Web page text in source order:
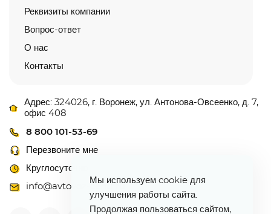
Реквизиты компании
Вопрос-ответ
О нас
Контакты
Адрес: 324026, г. Воронеж, ул. Антонова-Овсеенко, д. 7,
офис 408
8 800 101-53-69
Перезвоните мне
Круглосуточно
info@avtovoz-centr.ru
Мы используем cookie для
улучшения работы сайта.
Продолжая пользоваться сайтом,